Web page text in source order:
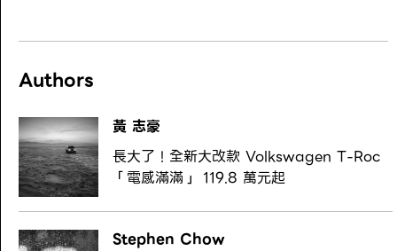
Authors
黃 志豪
長大了！全新大改款 Volkswagen T-Roc
「電感滿滿」 119.8 萬元起
Stephen Chow